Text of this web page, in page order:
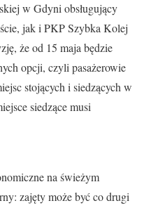
w Gdyni obsługujący
jak i PKP Szybka Kolej
że od 15 maja będzie
opcji, czyli pasażerowie
stojących i siedzących w
siedzące musi
na świeżym
zajęty może być co drugi